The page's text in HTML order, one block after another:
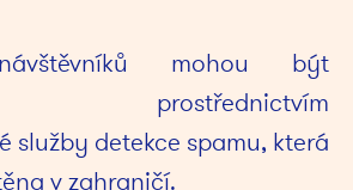
mohou být
prostřednictvím
služby detekce spamu, která
v zahraničí.